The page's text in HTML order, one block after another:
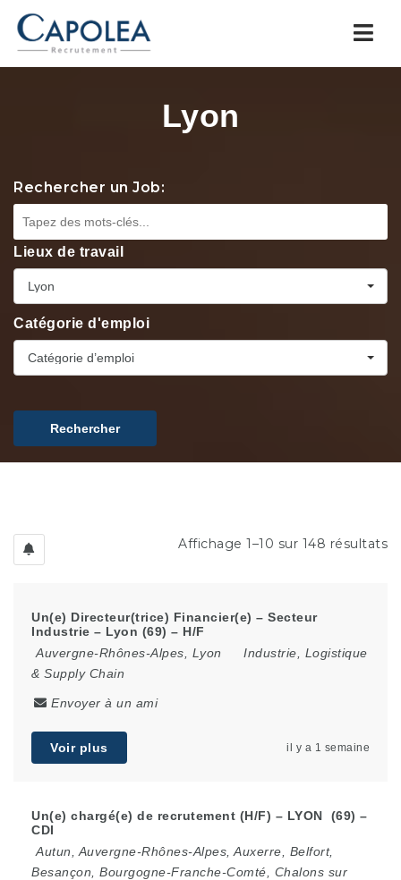
Lyon
Rechercher un Job:
Lieux de travail
Lyon
Catégorie d'emploi
Catégorie d’emploi
Rechercher
Affichage 1–10 sur 148 résultats
Un(e) Directeur(trice) Financier(e) – Secteur
Industrie – Lyon (69) – H/F
Auvergne-Rhônes-Alpes
Lyon
Industrie, Logistique
& Supply Chain
Envoyer à un ami
Voir plus il y a 1 semaine
Un(e) chargé(e) de recrutement (H/F) – LYON (69) –
CDI
Autun
Auvergne-Rhônes-Alpes Auxerre Belfort,
Besançon
Bourgogne-Franche-Comté
Chalons sur